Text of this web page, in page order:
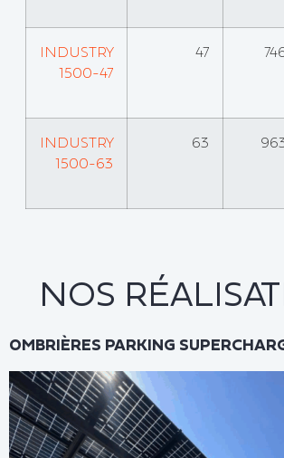
INDUSTRY
1500-47
47
INDUSTRY
1500-63
63
NOS
OMBRIÈRES PARKING